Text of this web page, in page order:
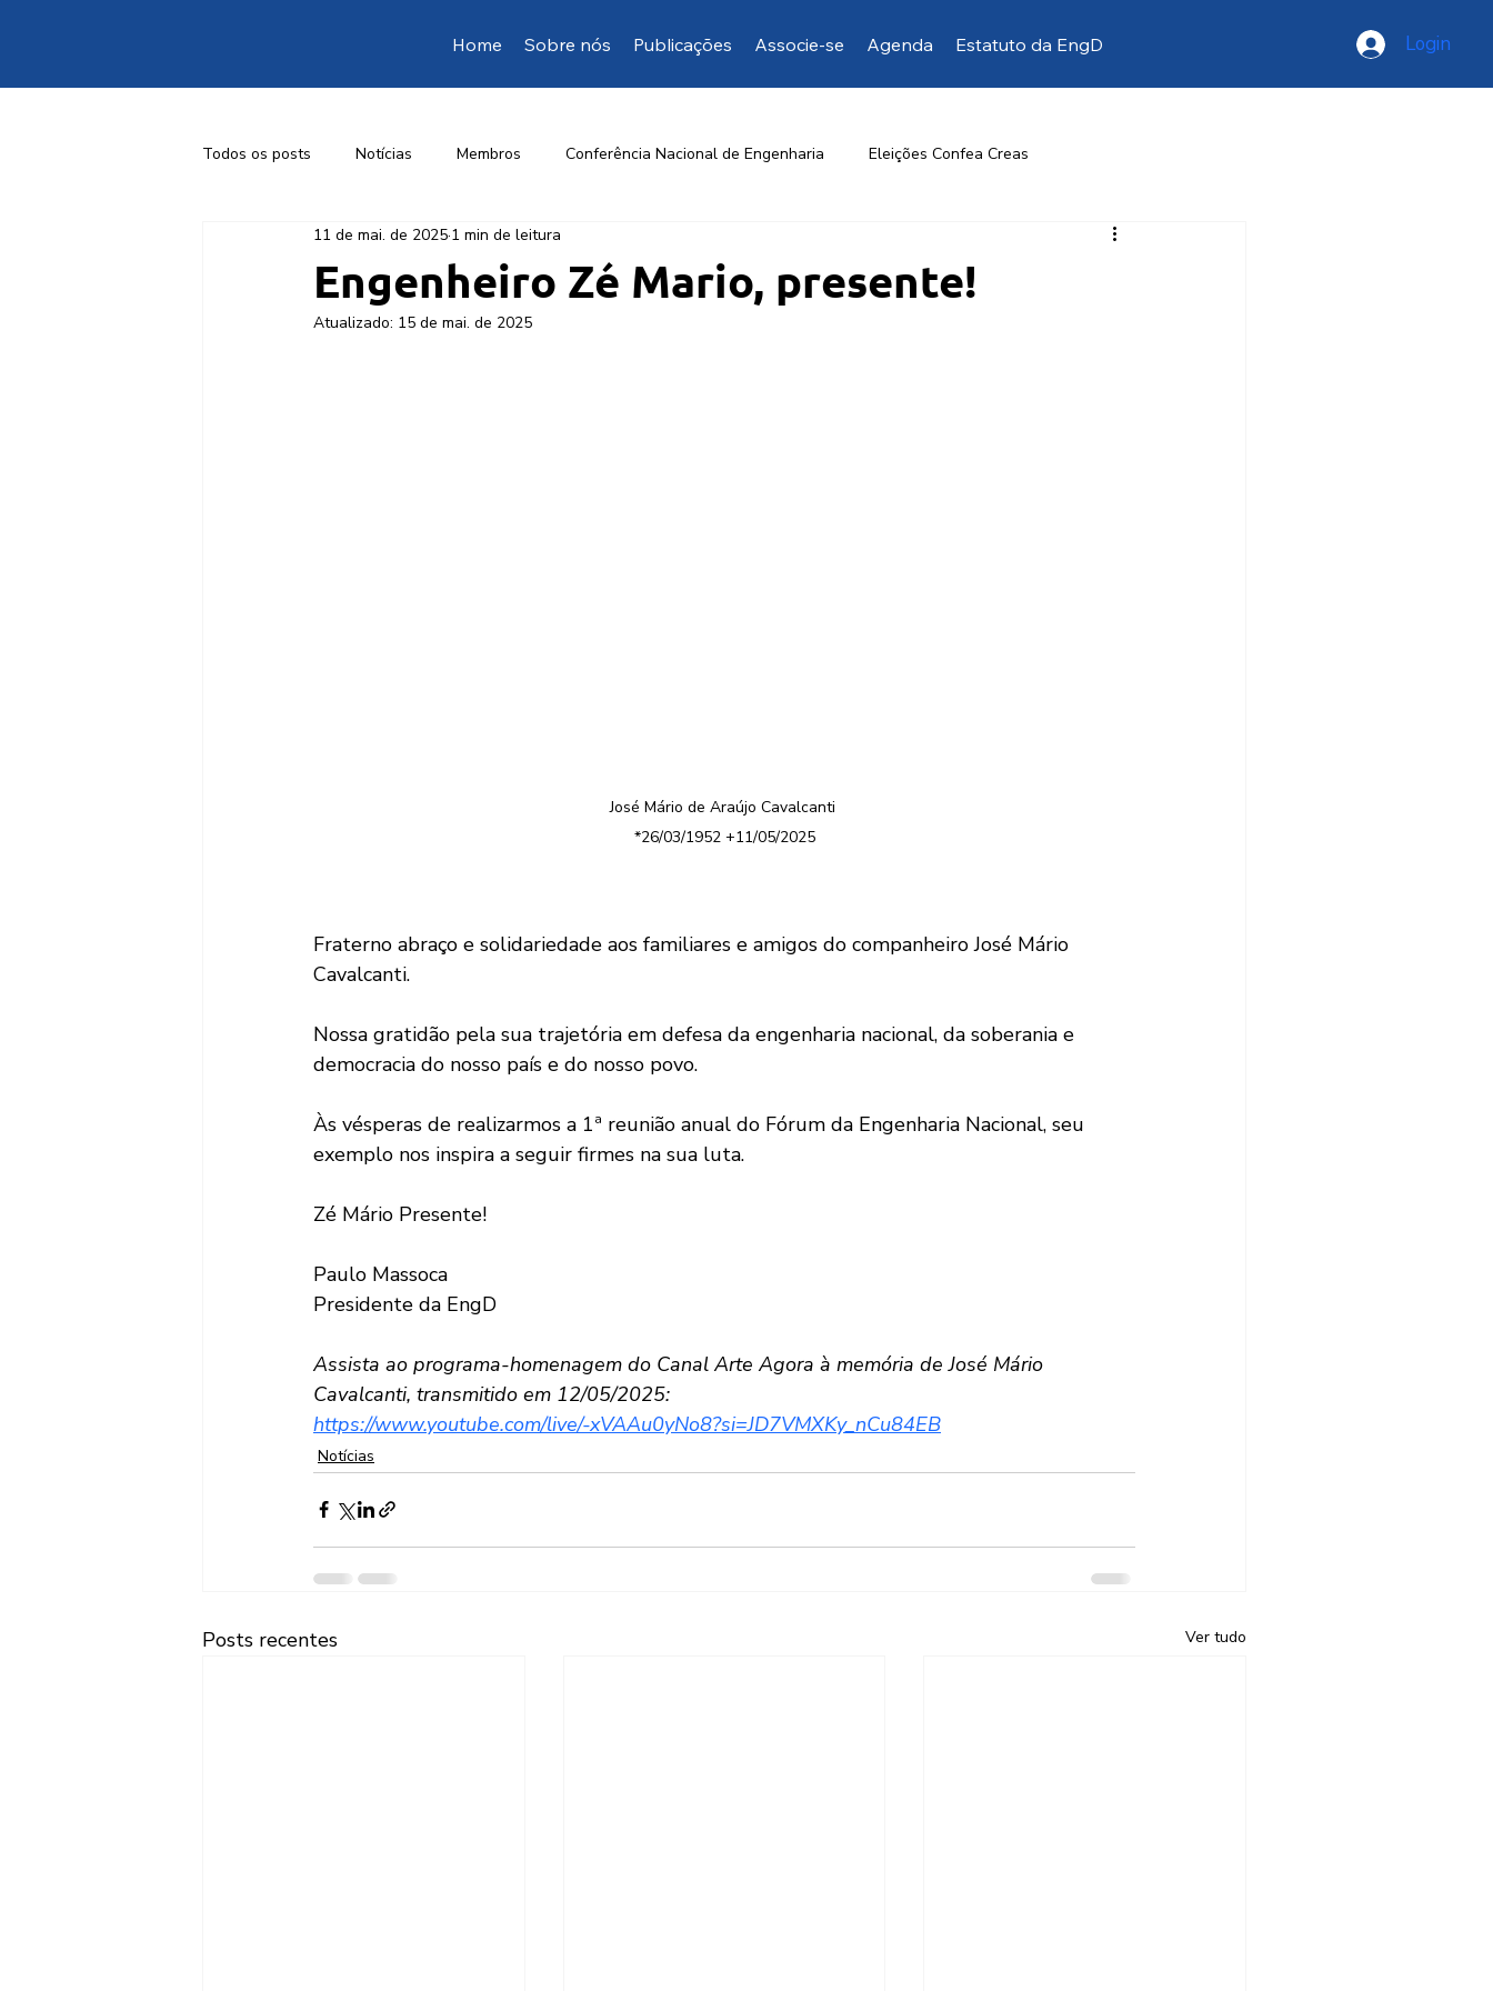
Home Sobre nós Publicações Associe-se Agenda Estatuto da EngD Login
Todos os posts Notícias Membros Conferência Nacional de Engenharia Eleições Confea Creas
1ª Conferência Livre de Engenharia Opinião da EngD Opinião
Engenheiro Zé Mario, presente!
11 de mai. de 2025 1 min de leitura
Atualizado: 15 de mai. de 2025
José Mário de Araújo Cavalcanti
*26/03/1952 +11/05/2025
Fraterno abraço e solidariedade aos familiares e amigos do companheiro José Mário
Cavalcanti.
Nossa gratidão pela sua trajetória em defesa da engenharia nacional, da soberania e
democracia do nosso país e do nosso povo.
Às vésperas de realizarmos a 1ª reunião anual do Fórum da Engenharia Nacional, seu
exemplo nos inspira a seguir firmes na sua luta.
Zé Mário Presente!
Paulo Massoca
Presidente da EngD
Assista ao programa-homenagem do Canal Arte Agora à memória de José Mário
Cavalcanti, transmitido em 12/05/2025:
https://www.youtube.com/live/-xVAAu0yNo8?si=JD7VMXKy_nCu84EB
Notícias
Posts recentes Ver tudo